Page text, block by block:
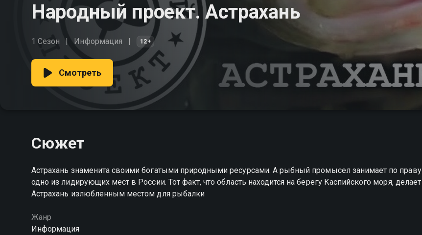
Народный проект. Астрахань
1 Сезон Информация 12+
Смотреть
Сюжет
Астрахань знаменита своими богатыми природными ресурсами. А рыбный промысел занимает по праву
одно из лидирующих мест в России. Тот факт, что область находится на берегу Каспийского моря, делает
Астрахань излюбленным местом для рыбалки
Жанр
Информация